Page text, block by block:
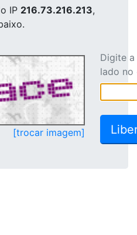
IP 216.73.216.213,
[trocar imagem]
Digite
lado no